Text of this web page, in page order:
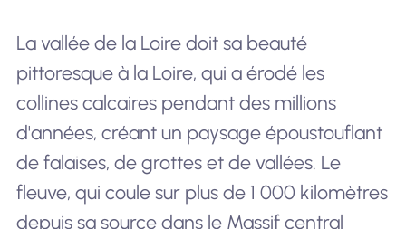
La vallée de la Loire doit sa beauté
pittoresque à la Loire, qui a érodé les
collines calcaires pendant des millions
d'années, créant un paysage époustouflant
de falaises, de grottes et de vallées. Le
fleuve, qui coule sur plus de 1 000 kilomètres
depuis sa source dans le Massif central